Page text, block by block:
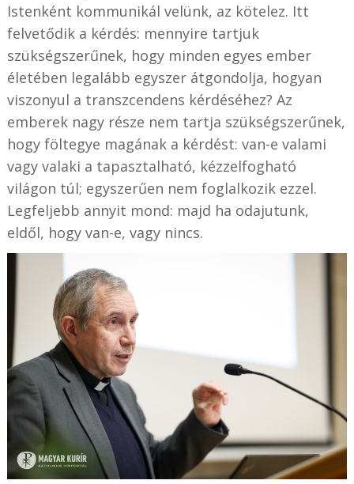
Istenként kommunikál velünk, az kötelez. Itt
felvetődik a kérdés: mennyire tartjuk
szükségszerűnek, hogy minden egyes ember
életében legalább egyszer átgondolja, hogyan
viszonyul a transzcendens kérdéséhez? Az
emberek nagy része nem tartja szükségszerűnek,
hogy föltegye magának a kérdést: van-e valami
vagy valaki a tapasztalható, kézzelfogható
világon túl; egyszerűen nem foglalkozik ezzel.
Legfeljebb annyit mond: majd ha odajutunk,
eldől, hogy van-e, vagy nincs.